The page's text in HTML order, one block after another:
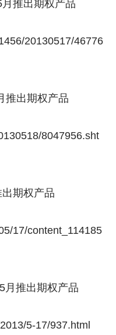
推出期权产品
20130517/46776
推出期权产品
8047956.sht
期权产品
17/content_114185
月推出期权产品
5-17/937.html